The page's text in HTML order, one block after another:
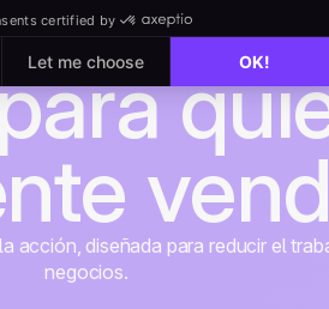
acción, diseñada para reducir el
negocios.